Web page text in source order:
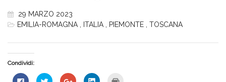
29 MARZO 2023
EMILIA-ROMAGNA
ITALIA PIEMONTE TOSCANA
Condividi:
Fai Fai Fai Fai